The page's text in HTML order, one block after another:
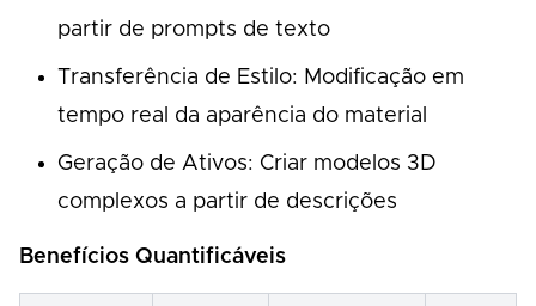
partir de prompts de texto
Transferência de Estilo: Modificação em
tempo real da aparência do material
Geração de Ativos: Criar modelos 3D
complexos a partir de descrições
Benefícios Quantificáveis